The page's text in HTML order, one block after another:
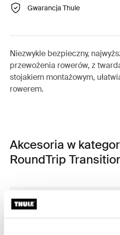
Gwarancja Thule
Niezwykle bezpieczny,
przewożenia rowerów, z
stojakiem montażowym,
rowerem.
Akcesoria w
RoundTrip